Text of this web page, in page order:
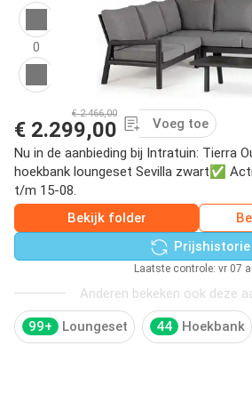
0
€ 2.466,00
€ 2.299,00
Voeg toe
Nu in de aanbieding bij Intratuin: Tierra
hoekbank loungeset Sevilla zwart✅
t/m 15-08.
Bekijk folder
Prijshistorie
Laatste controle: vr 07
Anderen bekeken ook deze
99+ Loungeset 44 Hoekbank